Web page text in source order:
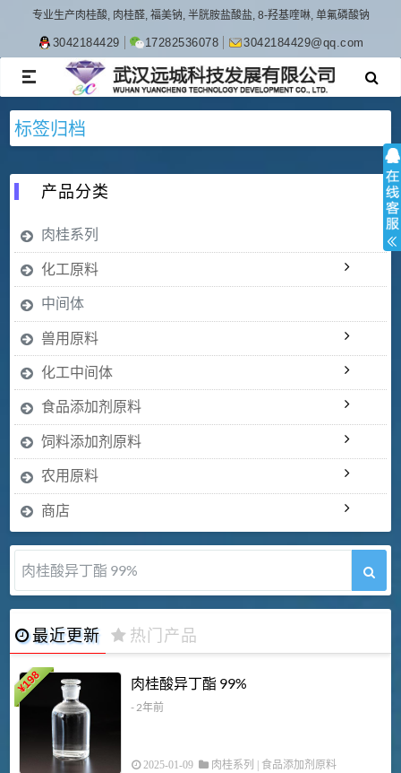
专业生产肉桂酸, 肉桂醛, 福美钠, 半胱胺盐酸盐, 8-羟基喹啉, 单氟磷酸钠
3042184429 17282536078 3042184429@qq.com
TOGGLE
NAVIGATION
标签归档
产品分类
肉桂系列
化工原料
中间体
兽用原料
化工中间体
食品添加剂原料
饲料添加剂原料
农用原料
商店
肉桂酸异丁酯 99%
最近更新 热门产品
¥
198 肉桂酸异丁酯 99%
- 2年前
2025-01-09 肉桂系列 食品添加剂原料